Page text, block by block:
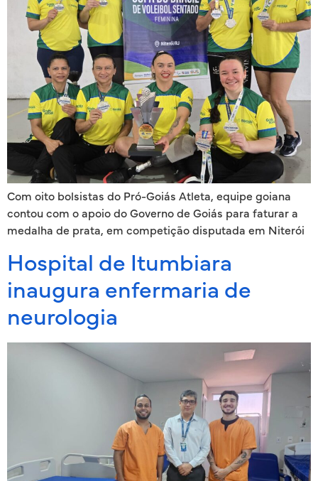
Com oito bolsistas do Pró-Goiás Atleta, equipe goiana
contou com o apoio do Governo de Goiás para faturar a
medalha de prata, em competição disputada em Niterói
Hospital de Itumbiara
inaugura enfermaria de
neurologia